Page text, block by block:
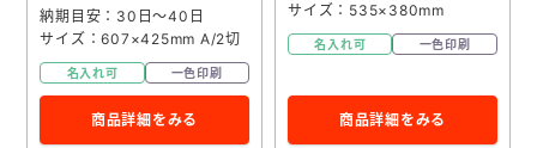
納期目安：30日～40日
サイズ：607×425mm A/2切
名入れ可 一色印刷
商品詳細をみる
サイズ：535×380mm
名入れ可 一色印刷
商品詳細をみる